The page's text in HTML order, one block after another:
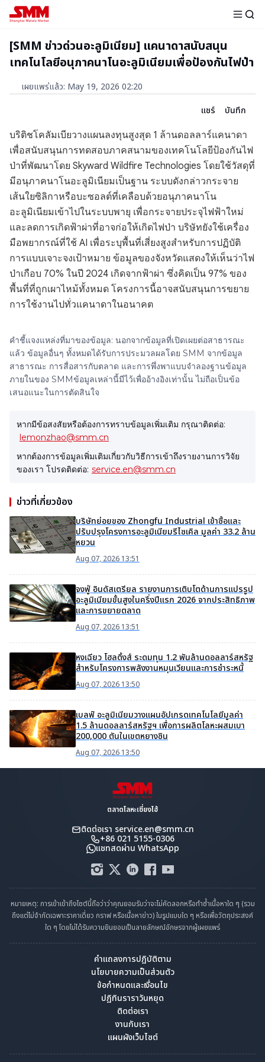
[SMM ข่าวด่วนอะลูมิเนียม] แคนาดาสนับสนุน
เทคโนโลยีอนุภาคนาโนอะลูมิเนียมเพื่อป้องกันไฟป่า
เผยแพร่แล้ว: May 19, 2026 02:20
แชร์
บันทึก
บริติชโคลัมเบียวางแผนลงทุนสูงสุด 1 ล้านดอลลาร์แคนาดา
เพื่อสนับสนุนการทดสอบภาคสนามของเทคโนโลยีป้องกันไฟ
ป่าที่พัฒนาโดย Skyward Wildfire Technologies โดยใช้วัสดุที่
มีอนุภาคนาโนอะลูมิเนียมเป็นฐาน ระบบดังกล่าวกระจาย
เส้นใยซิลิกาหรือบะซอลต์ที่เคลือบด้วยอนุภาคนาโน
อะลูมิเนียมเข้าไปในระบบพายุ เพื่อกระจายประจุไฟฟ้าใหม่
และลดการเกิดฟ้าผ่าที่อาจก่อให้เกิดไฟป่า บริษัทยังใช้เครื่อง
มือพยากรณ์ที่ใช้ AI เพื่อระบุพื้นที่เสี่ยงสูงสำหรับการปฏิบัติ
การแบบเจาะจงเป้าหมาย ข้อมูลของจังหวัดแสดงให้เห็นว่าไฟ
ป่าเกือบ 70% ในปี 2024 เกิดจากฟ้าผ่า ซึ่งคิดเป็น 97% ของ
พื้นที่ที่ถูกเผาไหม้ทั้งหมด โครงการนี้อาจสนับสนุนการขยาย
การใช้งานไปทั่วแคนาดาในอนาคต
คำชี้แจงแหล่งที่มาของข้อมูล: นอกจากข้อมูลที่เปิดเผยต่อสาธารณะ
แล้ว ข้อมูลอื่นๆ ทั้งหมดได้รับการประมวลผลโดย SMM จากข้อมูล
สาธารณะ การสื่อสารกับตลาด และการพึ่งพาแบบจำลองฐานข้อมูล
ภายในของ SMMข้อมูลเหล่านี้มีไว้เพื่ออ้างอิงเท่านั้น ไม่ถือเป็นข้อ
เสนอแนะในการตัดสินใจ
หากมีข้อสงสัยหรือต้องการทราบข้อมูลเพิ่มเติม กรุณาติดต่อ:
lemonzhao@smm.cn
หากต้องการข้อมูลเพิ่มเติมเกี่ยวกับวิธีการเข้าถึงรายงานการวิจัย
ของเรา โปรดติดต่อ: service.en@smm.cn
ข่าวที่เกี่ยวข้อง
บริษัทย่อยของ Zhongfu Industrial เข้าซื้อและ
ปรับปรุงโครงการอะลูมิเนียมรีไซเคิล มูลค่า 33.2 ล้าน
หยวน
Aug 07, 2026 13:51
จงฟู่ อินดัสเตรียล รายงานการเติบโตด้านการแปรรูป
อะลูมิเนียมขั้นสูงในครึ่งปีแรก 2026 จากประสิทธิภาพ
และการขยายตลาด
Aug 07, 2026 13:51
หงเฉียว โฮลดิ้งส์ ระดมทุน 1.2 พันล้านดอลลาร์สหรัฐ
สำหรับโครงการพลังงานหมุนเวียนและการชำระหนี้
Aug 07, 2026 13:50
เบลฟ์ อะลูมิเนียมวางแผนอัปเกรดเทคโนโลยีมูลค่า
1.5 ล้านดอลลาร์สหรัฐฯ เพื่อการผลิตโลหะผสมเบา
200,000 ตันในเขตหยางซิน
Aug 07, 2026 13:50
ตลาดโลหะเซี่ยงไฮ้
ติดต่อเรา service.en@smm.cn
+86 021 5155-0306
แชทสดผ่าน WhatsApp
หมายเหตุ: การเข้าเข้าถึงไซต์นี้ถือว่าว่าคุณยอมรับว่าจะไม่คัดลอกหรือทำซ้ำเนื้อหาใด ๆ (รวม
ถึงแต่ไม่จำกัดเฉพาะราคาเดี่ยว กราฟ หรือเนื้อหาข่าว) ในรูปแบบใด ๆ หรือเพื่อวัตถุประสงค์
ใด ๆ โดยไม่ได้รับความยินยอมเป็นลายลักษณ์อักษรจากผู้เผยแพร่
คำแถลงการปฏิบัติตาม
นโยบายความเป็นส่วนตัว
ข้อกำหนดและเงื่อนไข
ปฏิทินราราวันหยุด
ติดต่อเรา
งานกับเรา
แผนผังเว็บไซต์